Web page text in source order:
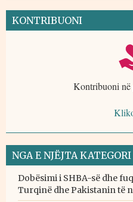
KONTRIBUONI
Kontribuoni në
NGA E NJËJTA KATEGORI
Dobësimi i SHBA-së dhe
Turqinë dhe Pakistanin të